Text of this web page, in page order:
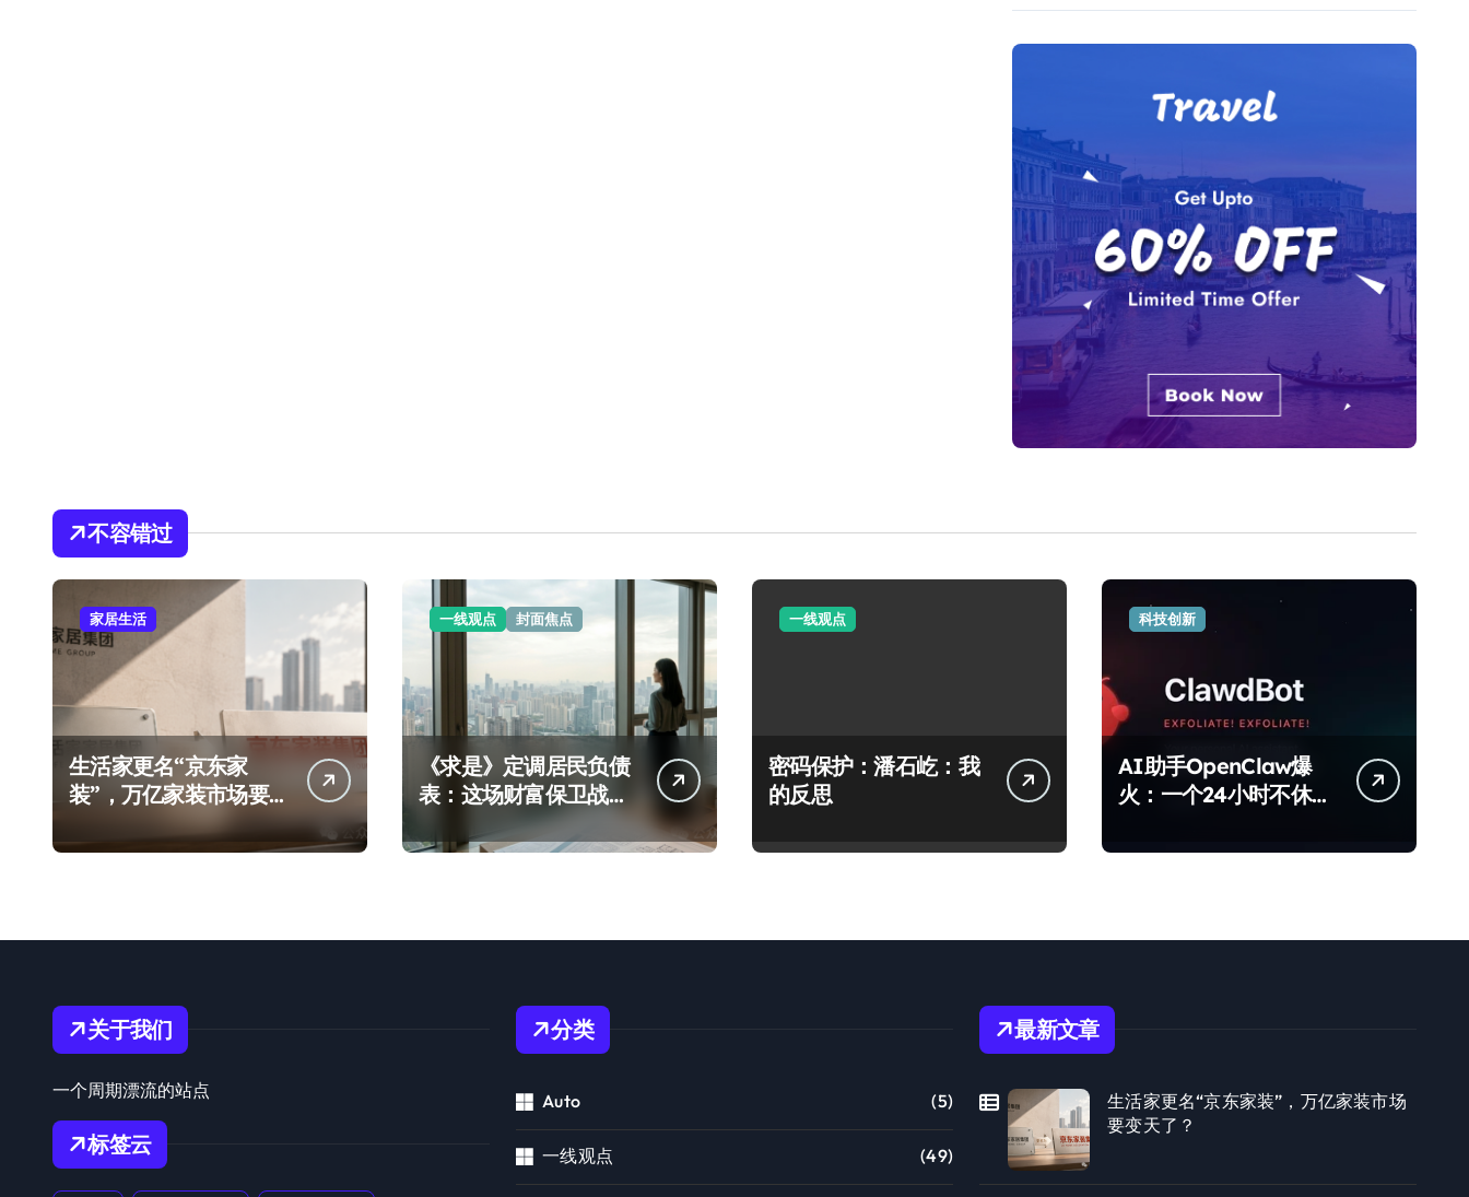
不容错过
家居生活
生活家更名“京东家
装”，万亿家装市场要
变天了？
一线观点 封面焦点
《求是》定调居民负债
表：这场财富保卫战动
一线观点
密码保护：潘石屹：我
的反思
科技创新
AI助手OpenClaw爆
火：一个24小时不休息
关于我们
一个周期漂流的站点
标签云
分类
Auto (5)
一线观点 (49)
最新文章
生活家更名“京东家装”，万亿家装市场
要变天了？